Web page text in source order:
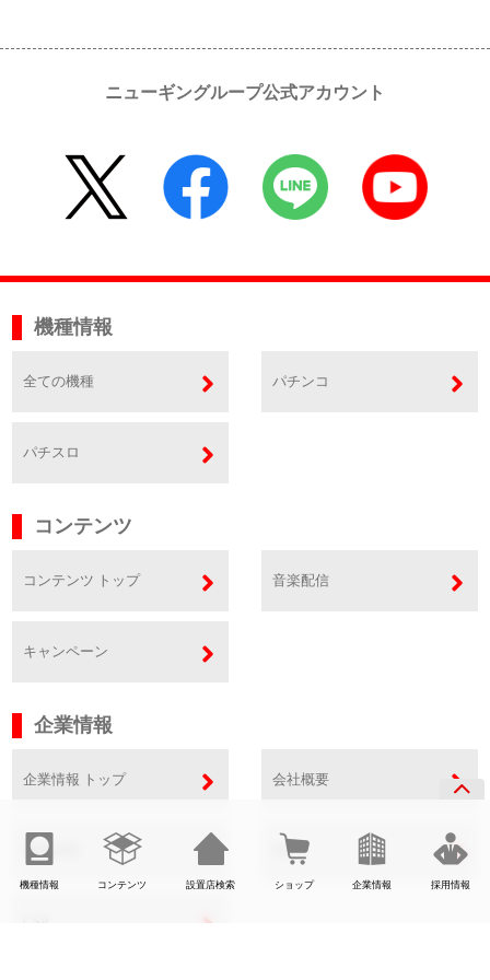
機種情報 コンテンツ 設置店検索 ショップ 企業情報 採用情報
ニューギングループ公式アカウント
機種情報
全ての機種 パチンコ
パチスロ
コンテンツ
コンテンツ トップ 音楽配信
キャンペーン
企業情報
企業情報 トップ 会社概要
事業内容 SDGs